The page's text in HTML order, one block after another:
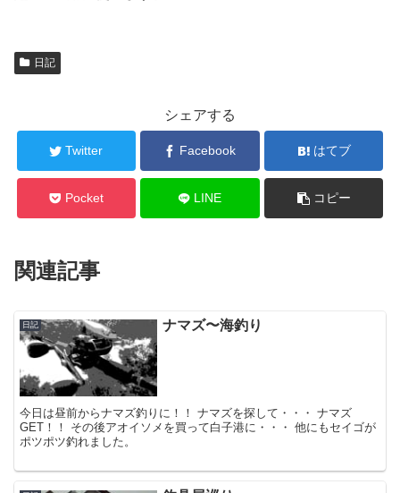
日記
シェアする
Twitter Facebook はてブ
Pocket LINE コピー
関連記事
日記 ナマズ〜海釣り
今日は昼前からナマズ釣りに！！ ナマズを探して・・・ ナマズ
GET！！ その後アオイソメを買って白子港に・・・ 他にもセイゴが
ポツポツ釣れました。